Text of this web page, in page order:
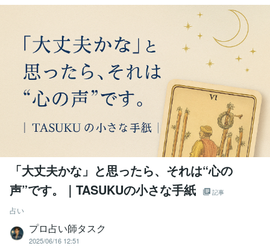
「大丈夫かな」と思ったら、それは“心の
声”です。｜TASUKUの小さな手紙
記事
占い
プロ占い師タスク
2025/06/16 12:51